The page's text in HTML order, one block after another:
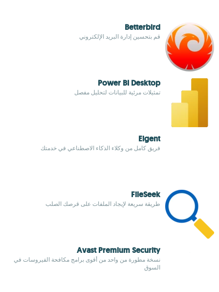
Betterbird
قم بتحسين إدارة البريد الإلكتروني
Power BI Desktop
تمثيلات مرئية للبيانات لتحليل مفصل
Eigent
فريق كامل من وكلاء الذكاء الاصطناعي في خدمتك
FileSeek
طريقة سريعة لإيجاد الملفات على قرصك الصلب
Avast Premium Security
نسخة مطورة من واحد من أقوى برامج مكافحة الفيروسات في
السوق